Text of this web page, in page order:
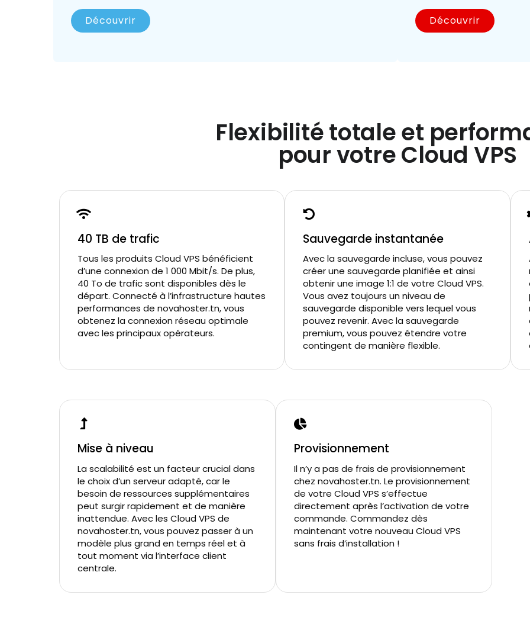
Découvrir Découvrir
Flexibilité totale et
pour votre Cloud VPS
40 TB de trafic
Tous les produits Cloud VPS bénéficient
d’une connexion de 1 000 Mbit/s. De plus,
40 To de trafic sont disponibles dès le
départ. Connecté à l’infrastructure hautes
performances de novahoster.tn, vous
obtenez la connexion réseau optimale
avec les principaux opérateurs.
Sauvegarde instantanée
Avec la sauvegarde incluse, vous pouvez
créer une sauvegarde planifiée et ainsi
obtenir une image 1:1 de votre Cloud VPS.
Vous avez toujours un niveau de
sauvegarde disponible vers lequel vous
pouvez revenir. Avec la sauvegarde
premium, vous pouvez étendre votre
contingent de manière flexible.
Mise à niveau
La scalabilité est un facteur crucial dans
le choix d’un serveur adapté, car le
besoin de ressources supplémentaires
peut surgir rapidement et de manière
inattendue. Avec les Cloud VPS de
novahoster.tn, vous pouvez passer à un
modèle plus grand en temps réel et à
tout moment via l’interface client
centrale.
Provisionnement
Il n’y a pas de frais de provisionnement
chez novahoster.tn. Le provisionnement
de votre Cloud VPS s’effectue
directement après l’activation de votre
commande. Commandez dès
maintenant votre nouveau Cloud VPS
sans frais d’installation !